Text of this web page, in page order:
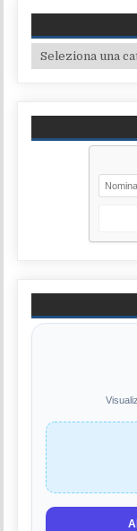
Categorie